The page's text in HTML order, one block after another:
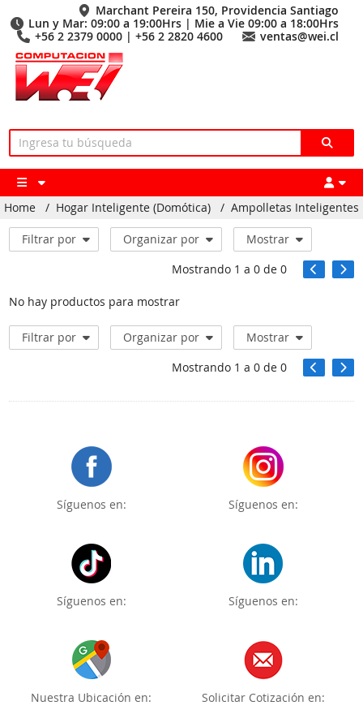
Marchant Pereira 150, Providencia Santiago
Lun y Mar: 09:00 a 19:00Hrs | Mie a Vie 09:00 a 18:00Hrs
+56 2 2379 0000 | +56 2 2820 4600
ventas@wei.cl
Home / Hogar Inteligente (Domótica) / Ampolletas Inteligentes
Filtrar por Organizar por
Mostrar
Mostrando 1 a 0de 0
No hay productos para mostrar
Filtrar por Organizar por
Mostrar
Mostrando 1 a 0de 0
Síguenos en: Síguenos en:
Síguenos en: Síguenos en:
Nuestra Ubicación en: Solicitar Cotización en: